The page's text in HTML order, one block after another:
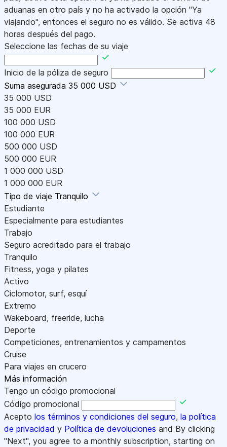
aduanas en otro país y no ha activado la opción "Ya
viajando", entonces el seguro no es válido. Se activa 48
horas después del pago.
Seleccione las fechas de su viaje
Inicio de la póliza de seguro
Suma asegurada 35 000 USD
35 000 USD
35 000 EUR
100 000 USD
100 000 EUR
500 000 USD
500 000 EUR
1 000 000 USD
1 000 000 EUR
Tipo de viaje Tranquilo
Estudiante
Especialmente para estudiantes
Trabajo
Seguro acreditado para el trabajo
Tranquilo
Fitness, yoga y pilates
Activo
Ciclomotor, surf, esquí
Extremo
Wakeboard, freeride, lucha
Deporte
Competiciones, entrenamientos y campamentos
Cruise
Para viajes en crucero
Más información
Tengo un código promocional
Código promocional
Acepto los términos y condiciones del seguro, la política
de privacidad y Política de devoluciones and By clicking
"Next", you agree to a monthly subscription, starting on